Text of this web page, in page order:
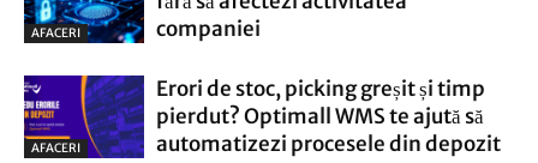
AFACERI
companiei
AFACERI
Erori de stoc, picking greșit și timp
pierdut? Optimall WMS te ajută să
automatizezi procesele din depozit